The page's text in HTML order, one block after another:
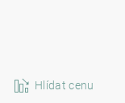
Hlídat cenu